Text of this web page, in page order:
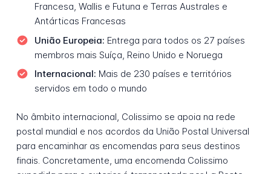
Francesa, Wallis e Futuna e Terras Australes e
Antárticas Francesas
União Europeia: Entrega para todos os 27 países
membros mais Suíça, Reino Unido e Noruega
Internacional: Mais de 230 países e territórios
servidos em todo o mundo
No âmbito internacional, Colissimo se apoia na rede
postal mundial e nos acordos da União Postal Universal
para encaminhar as encomendas para seus destinos
finais. Concretamente, uma encomenda Colissimo